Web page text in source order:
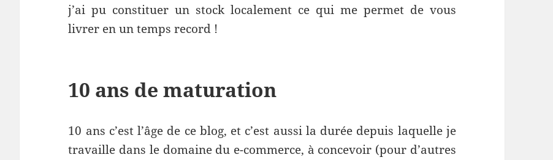
j’ai pu constituer un stock localement ce qui me permet de vous
livrer en un temps record !
10 ans de maturation
10 ans c’est l’âge de ce blog, et c’est aussi la durée depuis laquelle je
travaille dans le domaine du e-commerce, à concevoir (pour d’autres